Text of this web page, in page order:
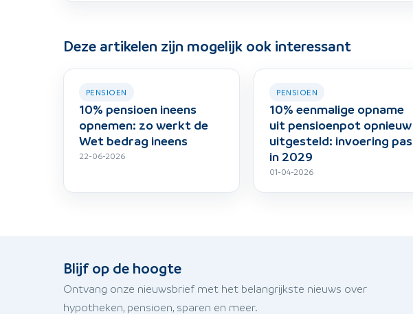
Deze artikelen zijn mogelijk ook interessant
PENSIOEN
10% pensioen ineens
opnemen: zo werkt de
Wet bedrag ineens
22-06-2026
PENSIOEN
10% eenmalige opname
uit pensioenpot opnieuw
uitgesteld: invoering pas
in 2029
01-04-2026
Blijf op de hoogte
Ontvang onze nieuwsbrief met het belangrijkste nieuws over
hypotheken, pensioen, sparen en meer.